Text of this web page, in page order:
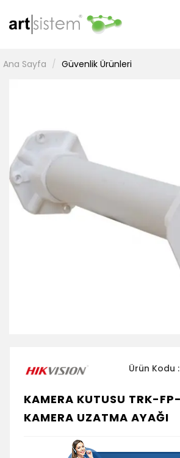
Ana Sayfa Güvenlik Ürünleri
Ürün Kodu :
KAMERA KUTUSU TRK-
KAMERA UZATMA AYAĞI